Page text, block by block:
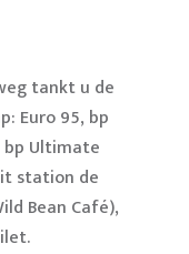
tankt u de
Euro 95, bp
bp Ultimate
station de
Bean Café),